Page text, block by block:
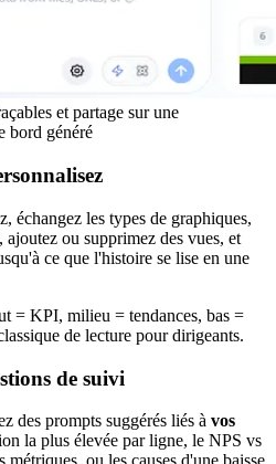
et partage sur une
bord généré
échangez les types de graphiques,
ajoutez ou supprimez des vues, et
ce que l'histoire se lise en une
= KPI, milieu = tendances, bas =
de lecture pour dirigeants.
de suivi
des prompts suggérés liés à vos
la plus élevée par ligne, le NPS vs